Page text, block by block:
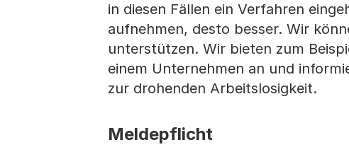
in diesen Fällen ein Verfahren
aufnehmen, desto besser. Wir
unterstützen. Wir bieten zum
einem Unternehmen an und
zur drohenden Arbeitslosigkeit.
Meldepflicht